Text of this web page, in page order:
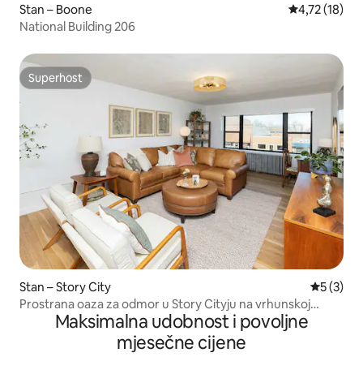
Stan – Boone Prosječna
4,72 (18)
National Building 206
Superhost
Superhost
Stan – Story City
5 (3)
Prostrana oaza za odmor u Story Cityju na vrhunskoj
Maksimalna udobnost i povoljne
mjesečne cijene